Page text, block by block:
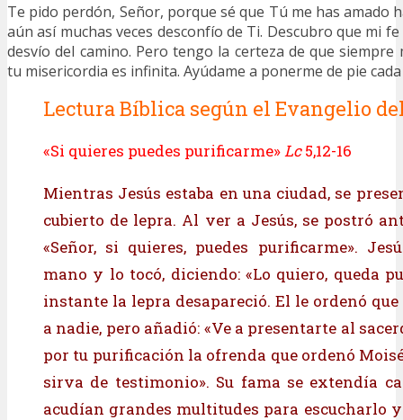
Te pido perdón, Señor, porque sé que Tú me has amado
aún así muchas veces desconfío de Ti. Descubro que mi
desvío del camino. Pero tengo la certeza de que siempre
tu misericordia es infinita. Ayúdame a ponerme de pie
Lectura Bíblica según el Evangelio
«Si quieres puedes purificarme»Lc5,12-16
Mientras Jesús estaba en una ciudad, se
cubierto de lepra. Al ver a Jesús, se postró
«Señor, si quieres, puedes purificarme».
mano y lo tocó, diciendo: «Lo quiero, queda
instante la lepra desapareció. El le ordenó
a nadie, pero añadió: «Ve a presentarte al
por tu purificación la ofrenda que ordenó
sirva de testimonio». Su fama se extendía
acudían grandes multitudes para escucharlo